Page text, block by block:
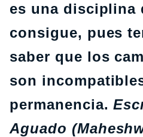
es una disciplina
consigue, pues
saber que los
son
permanencia.
Aguado